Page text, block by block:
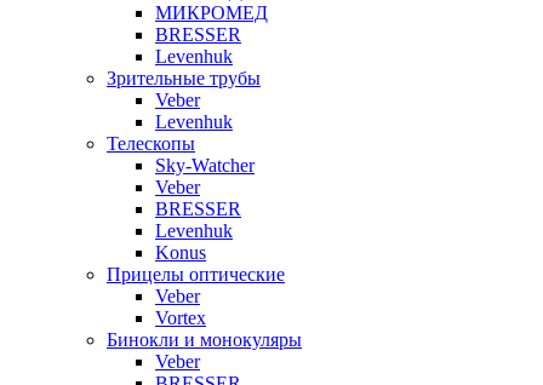
МИКРОМЕД
BRESSER
Levenhuk
Зрительные трубы
Veber
Levenhuk
Телескопы
Sky-Watcher
Veber
BRESSER
Levenhuk
Konus
Прицелы оптические
Veber
Vortex
Бинокли и монокуляры
Veber